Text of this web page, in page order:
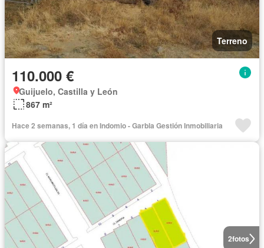
Terreno
110.000 €
Guijuelo, Castilla y León
867 m²
Hace 2 semanas, 1 día en Indomio - Garbla Gestión Inmobiliaria
2fotos